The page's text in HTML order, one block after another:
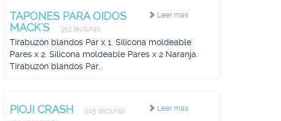
Leer más
TAPONES PARA OIDOS
MACK'S
352 lecturas
Tirabuzón blandos Par x 1. Silicona moldeable
Pares x 2. Silicona moldeable Pares x 2 Naranja.
Tirabuzón blandos Par...
Leer más
PIOJI CRASH 925 lecturas